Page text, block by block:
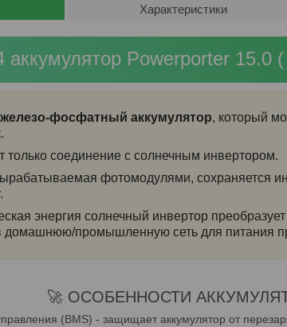
Характеристики
аккумулятор Powerporter 15.0
фосфатный аккумулятор, который
только соединение с солнечным инвертором.
фотомодулями, сохраняется
энергия солнечный инвертор
домашнюю/промышленную сеть для питания
🚀 ОСОБЕННОСТИ
(BMS) - защищает аккумулятор от